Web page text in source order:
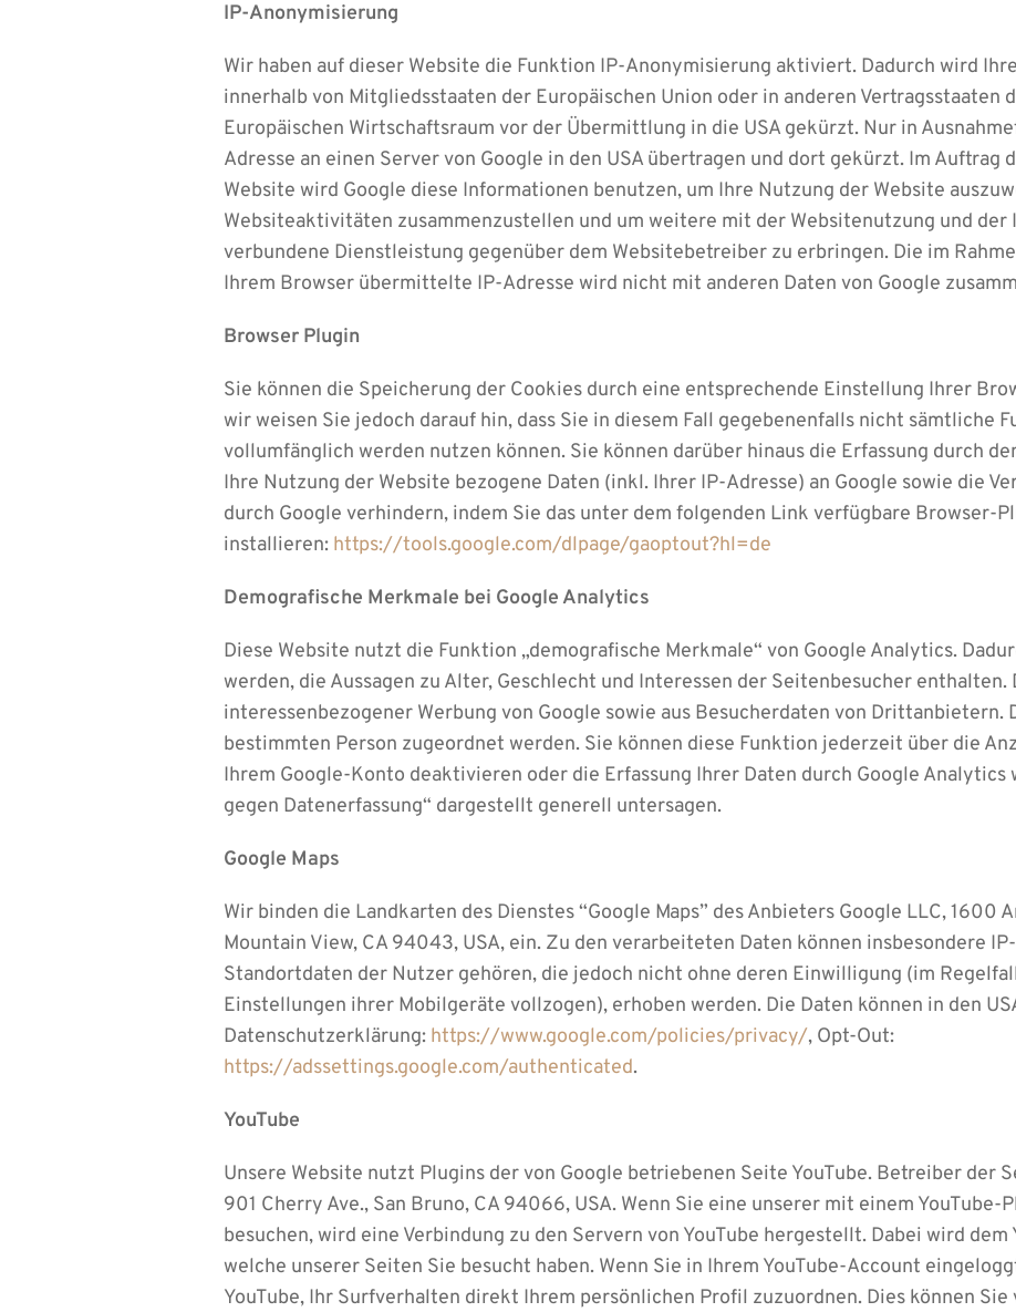
IP-Anonymisierung
Wir haben auf dieser Website die Funktion IP-Anonymisierung aktiviert. Dadurch wird
innerhalb von Mitgliedsstaaten der Europäischen Union oder in anderen Vertragsstaaten
Europäischen Wirtschaftsraum vor der Übermittlung in die USA gekürzt. Nur in
Adresse an einen Server von Google in den USA übertragen und dort gekürzt. Im Auftrag
Website wird Google diese Informationen benutzen, um Ihre Nutzung der Website
Websiteaktivitäten zusammenzustellen und um weitere mit der Websitenutzung und
verbundene Dienstleistung gegenüber dem Websitebetreiber zu erbringen. Die im
Ihrem Browser übermittelte IP-Adresse wird nicht mit anderen Daten von Google
Browser Plugin
Sie können die Speicherung der Cookies durch eine entsprechende Einstellung Ihrer
wir weisen Sie jedoch darauf hin, dass Sie in diesem Fall gegebenenfalls nicht sämtliche
vollumfänglich werden nutzen können. Sie können darüber hinaus die Erfassung durch
Ihre Nutzung der Website bezogene Daten (inkl. Ihrer IP-Adresse) an Google sowie die
durch Google verhindern, indem Sie das unter dem folgenden Link verfügbare Browser-
installieren: https://tools.google.com/dlpage/gaoptout?hl=de
Demografische Merkmale bei Google Analytics
Diese Website nutzt die Funktion „demografische Merkmale“ von Google Analytics.
werden, die Aussagen zu Alter, Geschlecht und Interessen der Seitenbesucher enthalten.
interessenbezogener Werbung von Google sowie aus Besucherdaten von Drittanbietern.
bestimmten Person zugeordnet werden. Sie können diese Funktion jederzeit über die
Ihrem Google-Konto deaktivieren oder die Erfassung Ihrer Daten durch Google Analytics
gegen Datenerfassung“ dargestellt generell untersagen.
Google Maps
Wir binden die Landkarten des Dienstes “Google Maps” des Anbieters Google LLC, 1600
Mountain View, CA 94043, USA, ein. Zu den verarbeiteten Daten können insbesondere
Standortdaten der Nutzer gehören, die jedoch nicht ohne deren Einwilligung (im
Einstellungen ihrer Mobilgeräte vollzogen), erhoben werden. Die Daten können in den
Datenschutzerklärung: https://www.google.com/policies/privacy/, Opt-Out:
https://adssettings.google.com/authenticated.
YouTube
Unsere Website nutzt Plugins der von Google betriebenen Seite YouTube. Betreiber der
901 Cherry Ave., San Bruno, CA 94066, USA. Wenn Sie eine unserer mit einem
besuchen, wird eine Verbindung zu den Servern von YouTube hergestellt. Dabei wird
welche unserer Seiten Sie besucht haben. Wenn Sie in Ihrem YouTube-Account
YouTube, Ihr Surfverhalten direkt Ihrem persönlichen Profil zuzuordnen. Dies können